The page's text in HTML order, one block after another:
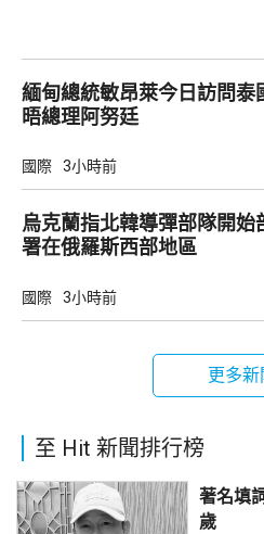
緬甸總統敏昂萊今日訪問泰
晤總理阿努廷
國際 3小時前
烏克蘭指北韓導彈部隊開始
署在俄羅斯西部地區
國際 3小時前
更多新
至 Hit 新聞排行榜
著名填詞
歲